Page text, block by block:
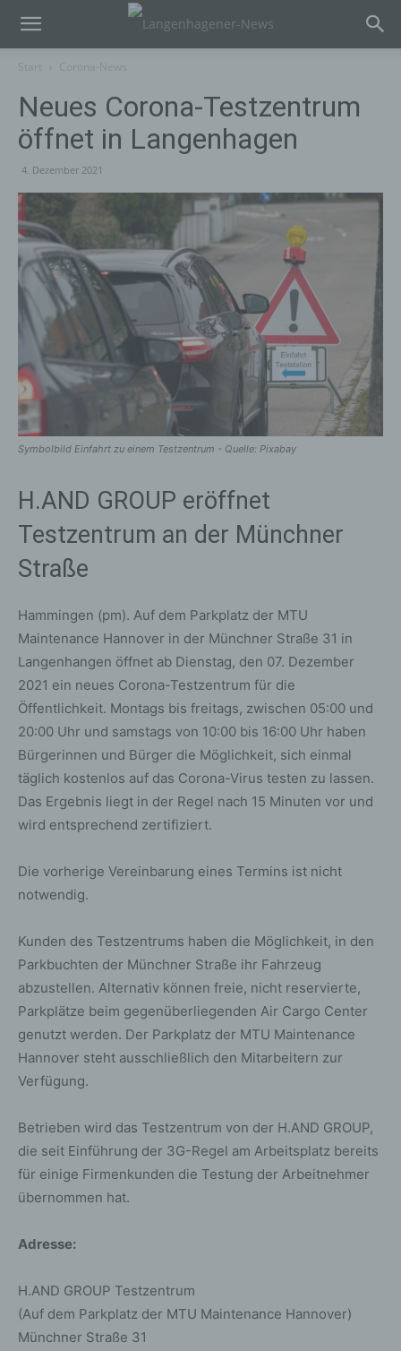
Neues Corona-Testzentrum
öffnet in Langenhagen
4. Dezember 2021
Symbolbild Einfahrt zu einem Testzentrum - Quelle: Pixabay
H.AND GROUP eröffnet
Testzentrum an der Münchner
Straße
Hammingen (pm). Auf dem Parkplatz der MTU
Maintenance Hannover in der Münchner Straße 31 in
Langenhangen öffnet ab Dienstag, den 07. Dezember
2021 ein neues Corona-Testzentrum für die
Öffentlichkeit. Montags bis freitags, zwischen 05:00 und
20:00 Uhr und samstags von 10:00 bis 16:00 Uhr haben
Bürgerinnen und Bürger die Möglichkeit, sich einmal
täglich kostenlos auf das Corona-Virus testen zu lassen.
Das Ergebnis liegt in der Regel nach 15 Minuten vor und
wird entsprechend zertifiziert.
Die vorherige Vereinbarung eines Termins ist nicht
notwendig.
Kunden des Testzentrums haben die Möglichkeit, in den
Parkbuchten der Münchner Straße ihr Fahrzeug
abzustellen. Alternativ können freie, nicht reservierte,
Parkplätze beim gegenüberliegenden Air Cargo Center
genutzt werden. Der Parkplatz der MTU Maintenance
Hannover steht ausschließlich den Mitarbeitern zur
Verfügung.
Betrieben wird das Testzentrum von der H.AND GROUP,
die seit Einführung der 3G-Regel am Arbeitsplatz bereits
für einige Firmenkunden die Testung der Arbeitnehmer
übernommen hat.
Adresse:
H.AND GROUP Testzentrum
(Auf dem Parkplatz der MTU Maintenance Hannover)
Münchner Straße 31